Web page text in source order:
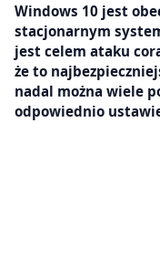
Windows 10 jest
stacjonarnym
jest celem ataku
że to
nadal można wiele
odpowiednio